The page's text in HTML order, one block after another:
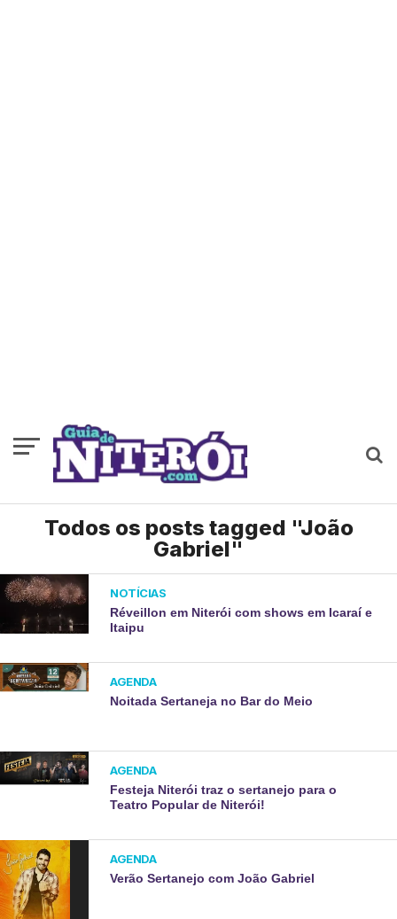
Todos os posts tagged "João
Gabriel"
NOTÍCIAS
Réveillon em Niterói com shows em Icaraí e
Itaipu
AGENDA
Noitada Sertaneja no Bar do Meio
AGENDA
Festeja Niterói traz o sertanejo para o
Teatro Popular de Niterói!
AGENDA
Verão Sertanejo com João Gabriel